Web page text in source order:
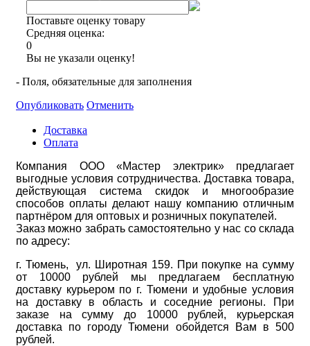
Поставьте оценку товару
Средняя оценка:
0
Вы не указали оценку!
- Поля, обязательные для заполнения
Опубликовать Отменить
Доставка
Оплата
Компания ООО «Мастер электрик» предлагает
выгодные условия сотрудничества. Доставка товара,
действующая система скидок и многообразие
способов оплаты делают нашу компанию отличным
партнёром для оптовых и розничных покупателей.
Заказ можно забрать самостоятельно у нас со склада
по адресу:
г. Тюмень, ул. Широтная 159. При покупке на сумму
от 10000 рублей мы предлагаем бесплатную
доставку курьером по г. Тюмени и удобные условия
на доставку в область и соседние регионы. При
заказе на сумму до 10000 рублей, курьерская
доставка по городу Тюмени обойдется Вам в 500
рублей.